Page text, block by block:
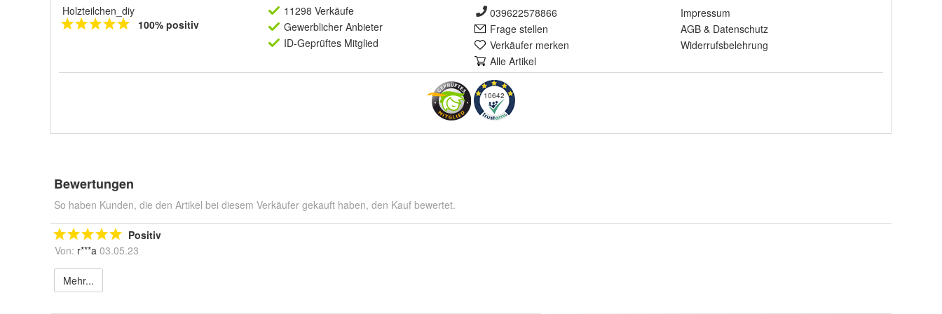
Holzteilchen_diy
100% positiv
11298 Verkäufe
Gewerblicher Anbieter
ID-Geprüftes Mitglied
039622578866
Frage stellen
Verkäufer merken
Alle Artikel
Impressum
AGB & Datenschutz
Widerrufsbelehrung
10642
Bewertungen
So haben Kunden, die den Artikel bei diesem Verkäufer gekauft haben, den Kauf bewertet.
Positiv
Von: r***a 03.05.23
Mehr...